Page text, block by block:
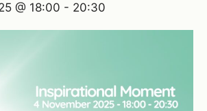
@ 18:00 - 20:30